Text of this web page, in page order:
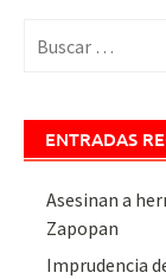
ENTRADAS
Asesinan a
Zapopan
Imprudencia